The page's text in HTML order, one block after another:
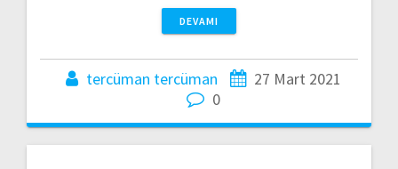
DEVAMI
tercüman tercüman
27 Mart 2021
0